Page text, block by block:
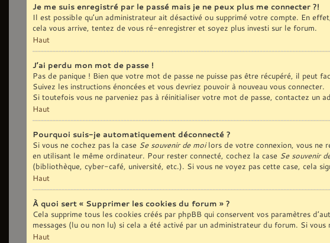
Je me suis enregistré par le passé mais je ne peux plus me connecter ?!
Il est possible qu’un administrateur ait désactivé ou supprimé votre compte. En
cela vous arrive, tentez de vous ré-enregistrer et soyez plus investi sur le forum.
Haut
J’ai perdu mon mot de passe !
Pas de panique ! Bien que votre mot de passe ne puisse pas être récupéré, il peut
Suivez les instructions énoncées et vous devriez pouvoir à nouveau vous connecter.
Si toutefois vous ne parveniez pas à réinitialiser votre mot de passe, contactez un
Haut
Pourquoi suis-je automatiquement déconnecté ?
Si vous ne cochez pas la case Se souvenir de moilors de votre connexion, vous ne
en utilisant le même ordinateur. Pour rester connecté, cochez la case Se souvenir
(bibliothèque, cyber-café, université, etc.). Si vous ne voyez pas cette case, cela
Haut
À quoi sert « Supprimer les cookies du forum » ?
Cela supprime tous les cookies créés par phpBB qui conservent vos paramètres
messages (lu ou non lu) si cela a été activé par un administrateur du forum. Si
Haut